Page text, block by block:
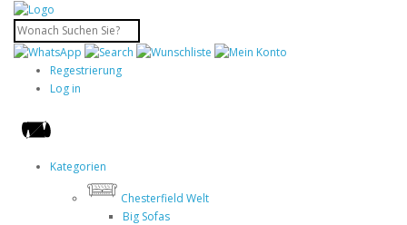
Regestrierung
Log in
Kategorien
Chesterfield Welt
Big Sofas